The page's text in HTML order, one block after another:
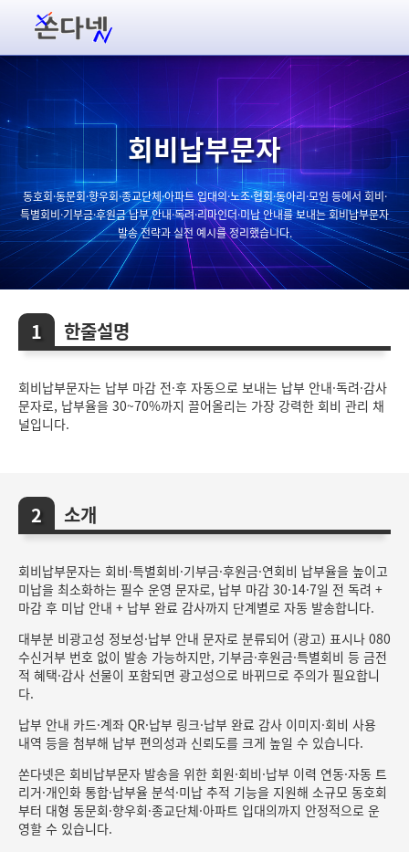
회비납부문자
동호회·동문회·향우회·종교단체·아파트 입대의·노조·협회·동아리·모임 등에서 회비·
특별회비·기부금·후원금 납부 안내·독려·리마인더·미납 안내를 보내는 회비납부문자
발송 전략과 실전 예시를 정리했습니다.
한줄설명
회비납부문자는 납부 마감 전·후 자동으로 보내는 납부 안내·독려·감사
문자로, 납부율을 30~70%까지 끌어올리는 가장 강력한 회비 관리 채
널입니다.
소개
회비납부문자는 회비·특별회비·기부금·후원금·연회비 납부율을 높이고
미납을 최소화하는 필수 운영 문자로, 납부 마감 30·14·7일 전 독려 +
마감 후 미납 안내 + 납부 완료 감사까지 단계별로 자동 발송합니다.
대부분 비광고성 정보성·납부 안내 문자로 분류되어 (광고) 표시나 080
수신거부 번호 없이 발송 가능하지만, 기부금·후원금·특별회비 등 금전
적 혜택·감사 선물이 포함되면 광고성으로 바뀌므로 주의가 필요합니
다.
납부 안내 카드·계좌 QR·납부 링크·납부 완료 감사 이미지·회비 사용
내역 등을 첨부해 납부 편의성과 신뢰도를 크게 높일 수 있습니다.
쏜다넷은 회비납부문자 발송을 위한 회원·회비·납부 이력 연동·자동 트
리거·개인화 통합·납부율 분석·미납 추적 기능을 지원해 소규모 동호회
부터 대형 동문회·향우회·종교단체·아파트 입대의까지 안정적으로 운
영할 수 있습니다.